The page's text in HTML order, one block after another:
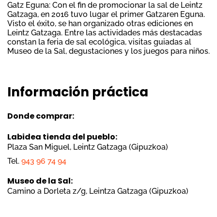
Gatz Eguna: Con el fin de promocionar la sal de Leintz
Gatzaga, en 2016 tuvo lugar el primer Gatzaren Eguna.
Visto el éxito, se han organizado otras ediciones en
Leintz Gatzaga. Entre las actividades más destacadas
constan la feria de sal ecológica, visitas guiadas al
Museo de la Sal, degustaciones y los juegos para niños.
Información práctica
Donde comprar:
Labidea tienda del pueblo:
Plaza San Miguel, Leintz Gatzaga (Gipuzkoa)
Tel. 943 96 74 94
Museo de la Sal:
Camino a Dorleta z/g, Leintza Gatzaga (Gipuzkoa)